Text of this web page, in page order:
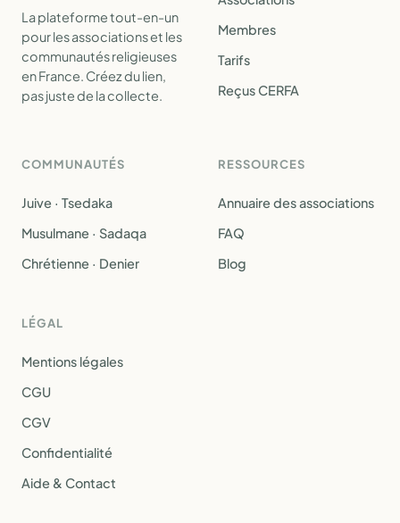
La plateforme tout-en-un
pour les associations et les
communautés religieuses
en France. Créez du lien,
pas juste de la collecte.
Membres
Tarifs
Reçus CERFA
COMMUNAUTÉS
Juive · Tsedaka
Musulmane · Sadaqa
Chrétienne · Denier
RESSOURCES
Annuaire des associations
FAQ
Blog
LÉGAL
Mentions légales
CGU
CGV
Confidentialité
Aide & Contact